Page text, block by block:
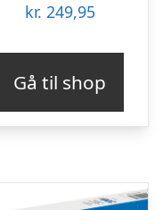
kr. 249,95
Gå til shop